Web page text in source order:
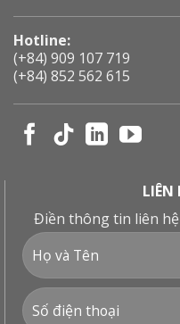
Hotline:
(+84) 909 107 719
(+84) 852 562 615
LIÊN
Điền thông tin liên hệ